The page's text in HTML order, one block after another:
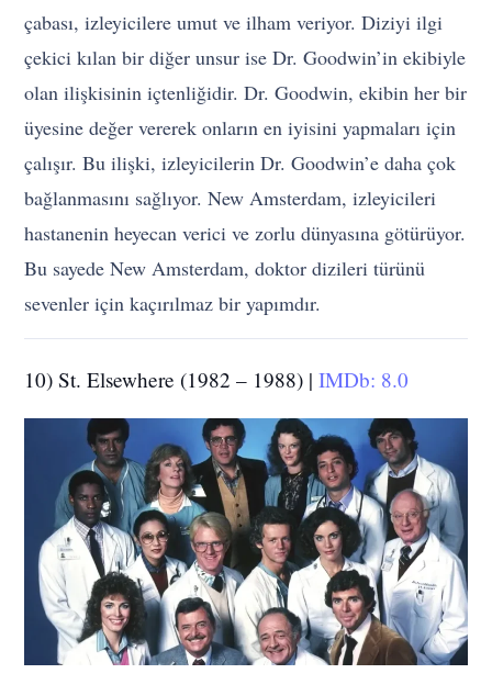
çabası, izleyicilere umut ve ilham veriyor. Diziyi ilgi
çekici kılan bir diğer unsur ise Dr. Goodwin’in ekibiyle
olan ilişkisinin içtenliğidir. Dr. Goodwin, ekibin her bir
üyesine değer vererek onların en iyisini yapmaları için
çalışır. Bu ilişki, izleyicilerin Dr. Goodwin’e daha çok
bağlanmasını sağlıyor. New Amsterdam, izleyicileri
hastanenin heyecan verici ve zorlu dünyasına götürüyor.
Bu sayede New Amsterdam, doktor dizileri türünü
sevenler için kaçırılmaz bir yapımdır.
10) St. Elsewhere (1982 – 1988) |IMDb: 8.0